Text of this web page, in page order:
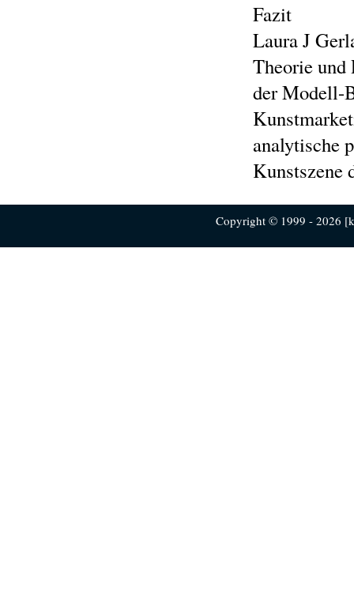
Fazit
Laura J
Theorie und
der Modell-
analytische
Kunstszene
Copyright © 1999 - 2026